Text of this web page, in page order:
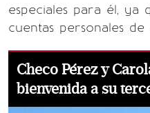
especiales para él, ya
cuentas personales de
Checo Pérez y
bienvenida a su